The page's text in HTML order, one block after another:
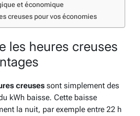
et économique
creuses pour vos économies
les heures creuses
creuses sont simplement des
kWh baisse. Cette baisse
la nuit, par exemple entre 22 h